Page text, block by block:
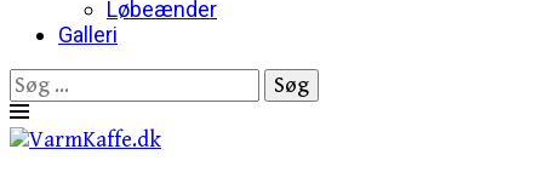
Løbeænder
Galleri
Søg
efter:
Skip